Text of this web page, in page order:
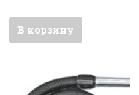
В корзину